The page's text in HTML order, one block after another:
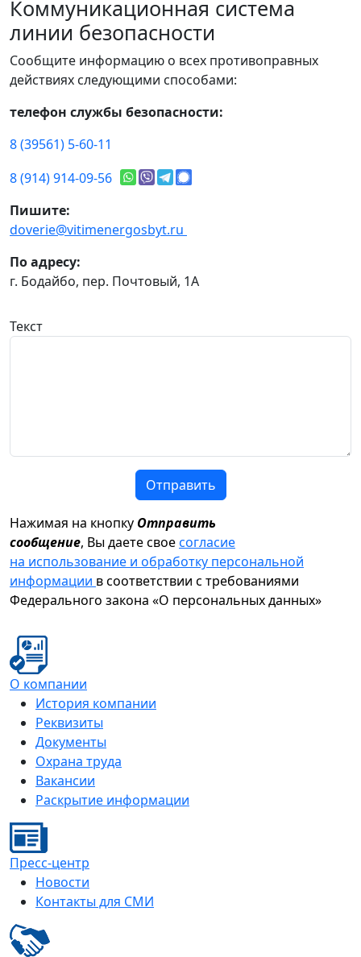
Коммуникационная система
линии безопасности
Сообщите информацию о всех противоправных
действиях следующими способами:
телефон службы безопасности:
8 (39561) 5-60-11
8 (914) 914-09-56
Пишите:
doverie@vitimenergosbyt.ru
По адресу:
г. Бодайбо, пер. Почтовый, 1А
Текст
Отправить
Нажимая на кнопку Отправить
сообщение, Вы даете своесогласие
на использование и обработку персональной
информации в соответствии с требованиями
Федерального закона «О персональных данных»
О компании
История компании
Реквизиты
Документы
Охрана труда
Вакансии
Раскрытие информации
Пресс-центр
Новости
Контакты для СМИ